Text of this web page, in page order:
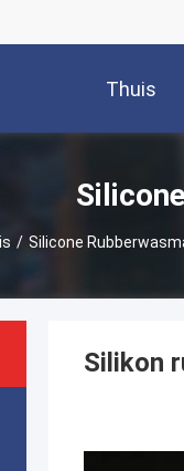
Thuis
/ Silicone
Silikon